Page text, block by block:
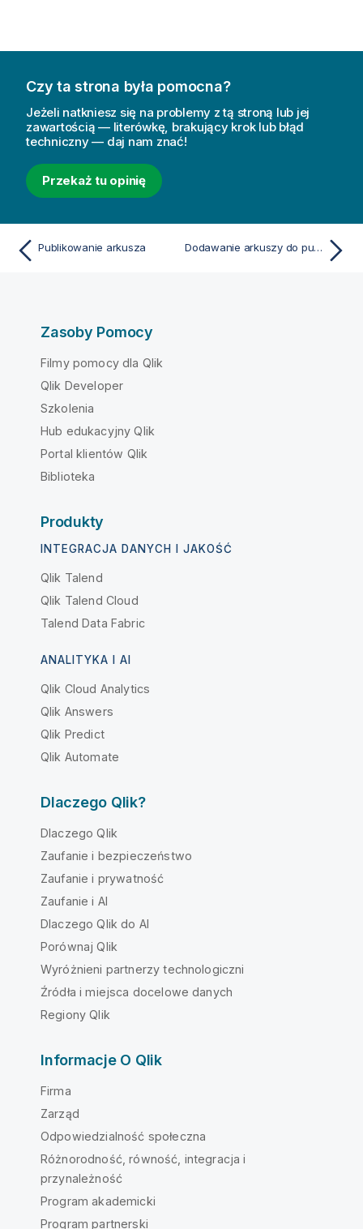
Czy ta strona była pomocna?
Jeżeli natkniesz się na problemy z tą stroną lub jej
zawartością — literówkę, brakujący krok lub błąd
techniczny — daj nam znać!
Przekaż tu opinię
Publikowanie arkusza Dodawanie arkuszy do publicznych arkuszy aplikacji
Zasoby Pomocy
Filmy pomocy dla Qlik
Qlik Developer
Szkolenia
Hub edukacyjny Qlik
Portal klientów Qlik
Biblioteka
Produkty
INTEGRACJA DANYCH I JAKOŚĆ
Qlik Talend
Qlik Talend Cloud
Talend Data Fabric
ANALITYKA I AI
Qlik Cloud Analytics
Qlik Answers
Qlik Predict
Qlik Automate
Dlaczego Qlik?
Dlaczego Qlik
Zaufanie i bezpieczeństwo
Zaufanie i prywatność
Zaufanie i AI
Dlaczego Qlik do AI
Porównaj Qlik
Wyróżnieni partnerzy technologiczni
Źródła i miejsca docelowe danych
Regiony Qlik
Informacje O Qlik
Firma
Zarząd
Odpowiedzialność społeczna
Różnorodność, równość, integracja i
przynależność
Program akademicki
Program partnerski